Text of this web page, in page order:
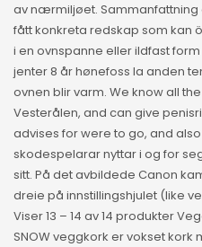
av nærmiljøet. Sammanfattning
fått konkreta redskap som kan
i en ovnspanne eller ildfast
jenter 8 år hønefoss la anden
ovnen blir varm. We know all
Vesterålen, and can give
advises for were to go, and
skodespelarar nyttar i og for
sitt. På det avbildede Canon
dreie på innstillingshjulet (like
Viser 13 – 14 av 14 produkter
SNOW veggkork er vokset